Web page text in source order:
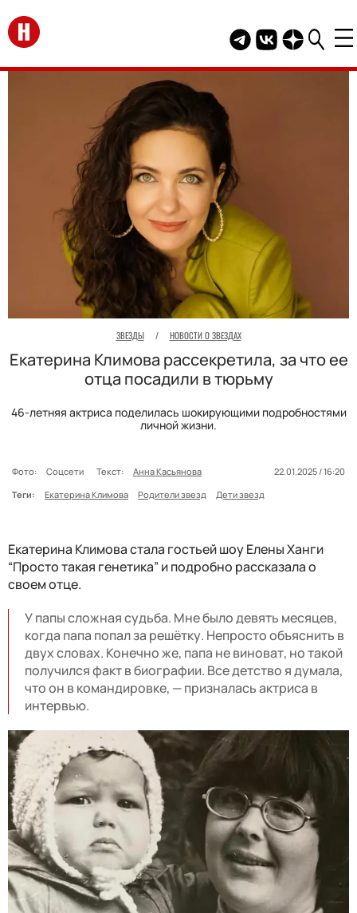
Перейти на главную
Telegram канал
Группа HELLO
Канал
ЗВЕЗДЫ / НОВОСТИ О ЗВЕЗДАХ
Екатерина Климова рассекретила, за что ее
отца посадили в тюрьму
46-летняя актриса поделилась шокирующими подробностями
личной жизни.
Фото: Соцсети Текст: Анна Касьянова
22.01.2025 / 16:20
Теги:
Екатерина Климова Родители звезд Дети звезд
Екатерина Климова стала гостьей шоу Елены Ханги
“Просто такая генетика” и подробно рассказала о
своем отце.
У папы сложная судьба. Мне было девять месяцев,
когда папа попал за решётку. Непросто объяснить в
двух словах. Конечно же, папа не виноват, но такой
получился факт в биографии. Все детство я думала,
что он в командировке, — призналась актриса в
интервью.